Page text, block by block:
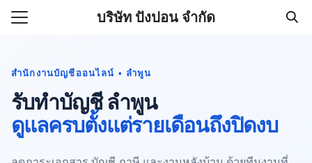
บริษัท ปังปอน จำกัด
บทำบัญชีบริษัทราคาถูก 500
นออนไลน์ (081-931-8341)
สำนักงานบัญชีออนไลน์ • ลำพูน
รับทำบัญชี ลำพูน
ดูแลครบตั้งแต่รายเดือนถึงปิดงบ